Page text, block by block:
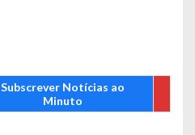
Subscrever Notícias ao
Minuto